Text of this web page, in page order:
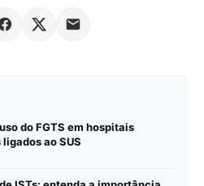
do FGTS em hospitais
ao SUS